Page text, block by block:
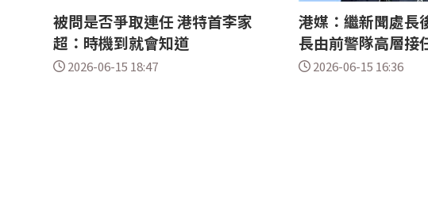
被問是否爭取連任 港特首李家
超：時機到就會知道
2026-06-15 18:47
港媒：繼新聞處長
長由前警隊高層接
2026-06-15 16:36